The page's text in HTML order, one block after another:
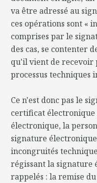
va être adressé au
ces opérations sont «
comprises par le
des cas, se contenter
qu'il vient de recevoir
processus techniques
Ce n'est donc pas le
certificat électronique
électronique, la
signature
incongruités
régissant la signature
rappelés : la remise